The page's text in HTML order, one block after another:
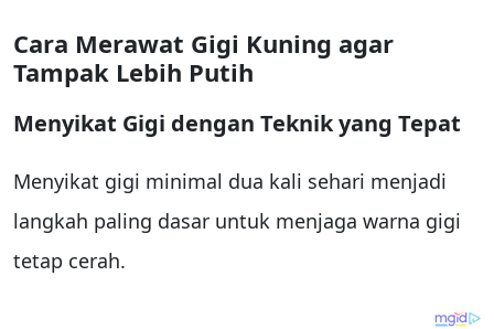
Cara Merawat Gigi Kuning agar
Tampak Lebih Putih
Menyikat Gigi dengan Teknik yang Tepat
Menyikat gigi minimal dua kali sehari menjadi
langkah paling dasar untuk menjaga warna gigi
tetap cerah.